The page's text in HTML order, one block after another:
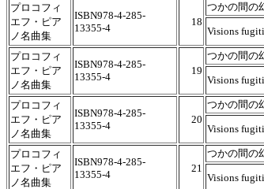
プロコフィ
エフ・ピア
ノ名曲集
ISBN978-4-285-
13355-4
18
つかの間の
Visions
プロコフィ
エフ・ピア
ノ名曲集
ISBN978-4-285-
13355-4
19
つかの間の
Visions
プロコフィ
エフ・ピア
ノ名曲集
ISBN978-4-285-
13355-4
20
つかの間の
Visions
プロコフィ
エフ・ピア
ノ名曲集
ISBN978-4-285-
13355-4
21
つかの間の
Visions